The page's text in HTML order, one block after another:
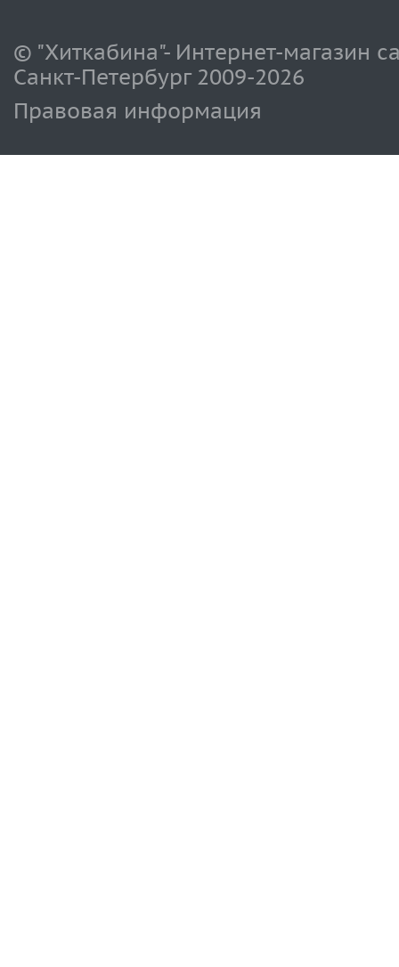
© "Хиткабина"- Интернет-магазин
Санкт-Петербург 2009-2026
Правовая информация